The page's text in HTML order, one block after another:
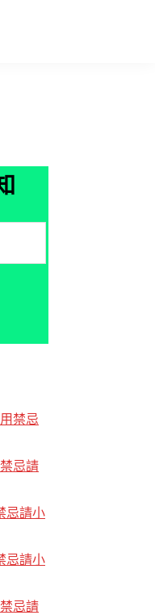
禁忌
忌請
忌請小
忌請小
忌請